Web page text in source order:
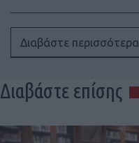
Διαβάστε περισσότερα
Διαβάστε επίσης